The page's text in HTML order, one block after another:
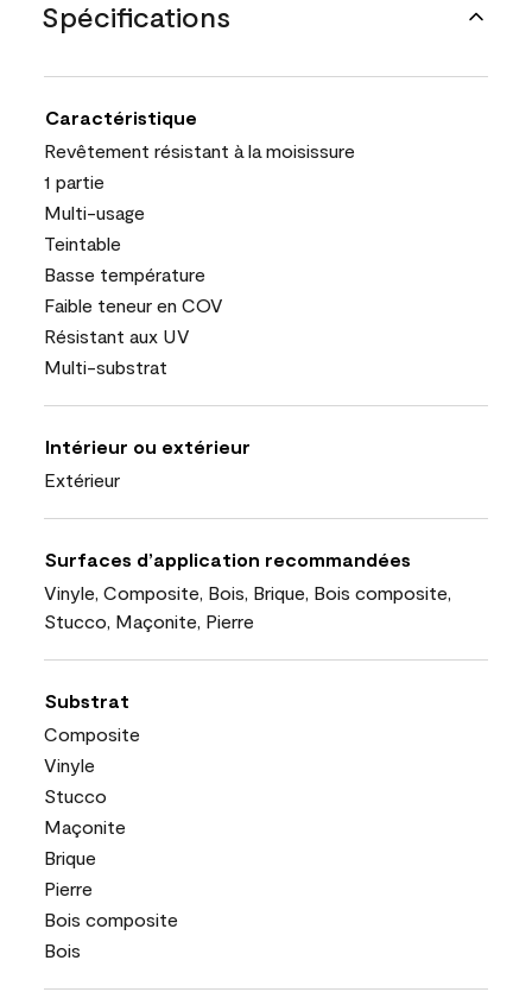
Spécifications
Caractéristique
Revêtement résistant à la moisissure
1 partie
Multi-usage
Teintable
Basse température
Faible teneur en COV
Résistant aux UV
Multi-substrat
Intérieur ou extérieur
Extérieur
Surfaces d’application recommandées
Vinyle, Composite, Bois, Brique, Bois composite,
Stucco, Maçonite, Pierre
Substrat
Composite
Vinyle
Stucco
Maçonite
Brique
Pierre
Bois composite
Bois